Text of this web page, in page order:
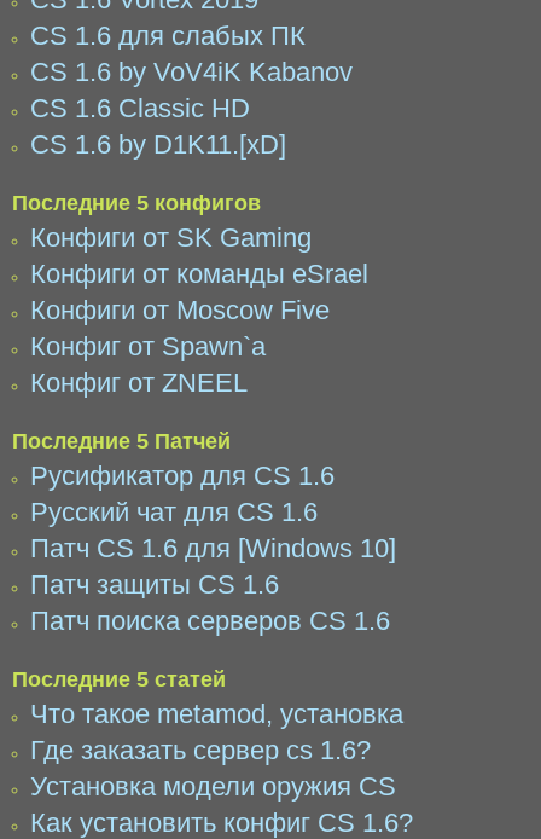
CS 1.6 для слабых ПК
CS 1.6 by VoV4iK Kabanov
CS 1.6 Classic HD
CS 1.6 by D1K11.[xD]
Последние 5 конфигов
Конфиги от SK Gaming
Конфиги от команды eSrael
Конфиги от Moscow Five
Конфиг от Spawn`a
Конфиг от ZNEEL
Последние 5 Патчей
Русификатор для CS 1.6
Русский чат для CS 1.6
Патч CS 1.6 для [Windows 10]
Патч защиты CS 1.6
Патч поиска серверов CS 1.6
Последние 5 статей
Что такое metamod, установка
Где заказать сервер cs 1.6?
Установка модели оружия CS
Как установить конфиг CS 1.6?